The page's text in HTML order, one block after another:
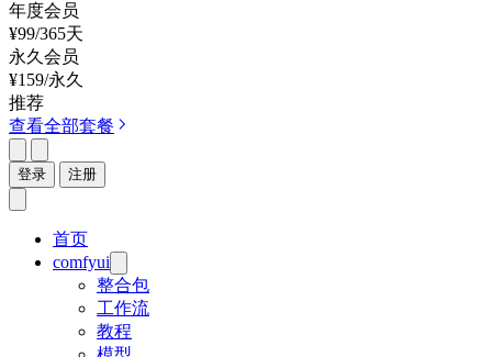
年度会员
¥99/365天
永久会员
¥159/永久
推荐
查看全部套餐
登录 注册
首页
comfyui
整合包
工作流
教程